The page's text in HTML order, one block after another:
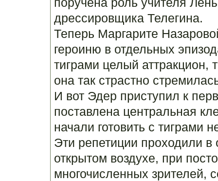
дрессировщика Телегина.
Теперь Маргарите
героиню в отдельных
тиграми целый аттракцион,
она так страстно
И вот Эдер приступил к
поставлена центральная
начали готовить с тиграми
Эти репетиции проходили
открытом воздухе, при
многочисленных зрителей,